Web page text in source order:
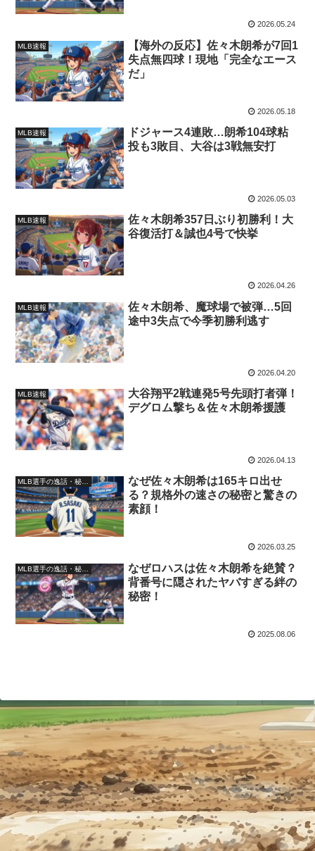
2026.05.24
MLB速報
【海外の反応】佐々木朗希が7回1
失点無四球！現地「完全なエース
だ」
2026.05.18
MLB速報
ドジャース4連敗…朗希104球粘
投も3敗目、大谷は3戦無安打
2026.05.03
MLB速報
佐々木朗希357日ぶり初勝利！大
谷復活打＆誠也4号で快挙
2026.04.26
MLB速報
佐々木朗希、魔球場で被弾…5回
途中3失点で今季初勝利逃す
2026.04.20
MLB速報
大谷翔平2戦連発5号先頭打者弾！
デグロム撃ち＆佐々木朗希援護
2026.04.13
なぜ佐々木朗希は165キロ出せ
る？規格外の速さの秘密と驚きの
素顔！
2026.03.25
なぜロハスは佐々木朗希を絶賛？
背番号に隠されたヤバすぎる絆の
秘密！
2025.08.06